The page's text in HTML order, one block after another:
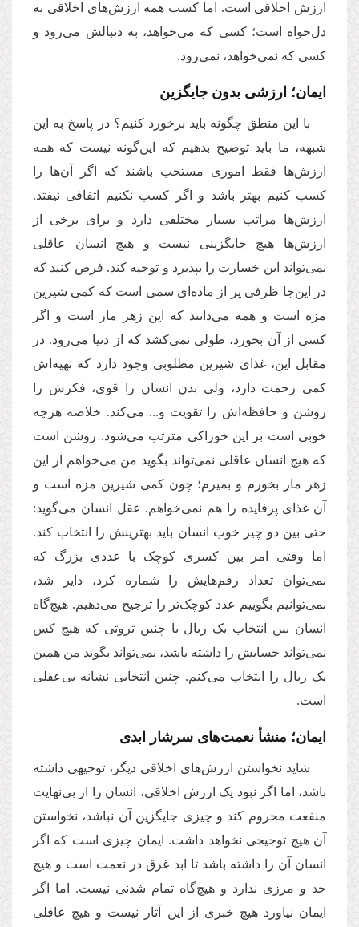
ارزش اخلاقی است. اما کسب همه ارزش‌های اخلاقی به
دل‌خواه است؛ کسی که می‌خواهد، به دنبالش می‌رود و
کسی که نمی‌خواهد، نمی‌رود.
ایمان؛ ارزشی بدون جایگزین
با این منطق چگونه باید برخورد کنیم؟ در پاسخ به این
شبهه، ما باید توضیح بدهیم که این‌گونه نیست که همه
ارزش‌ها فقط اموری مستحب باشند که اگر آن‌ها را
کسب کنیم بهتر باشد و اگر کسب نکنیم اتفاقی نیفتد.
ارزش‌ها مراتب بسیار مختلفی دارد و برای برخی از
ارزش‌ها هیچ جایگزینی نیست و هیچ انسان عاقلی
نمی‌تواند این خسارت را بپذیرد و توجیه کند. فرض کنید که
در این‌جا ظرفی پر از ماده‌ای سمی است که کمی شیرین
مزه است و همه می‌دانند که این زهر مار است و اگر
کسی از آن بخورد، طولی نمی‌کشد که از دنیا می‌رود. در
مقابل این، غذای شیرین مطلوبی وجود دارد که تهیه‌اش
کمی زحمت دارد، ولی بدن انسان را قوی، فکرش را
روشن و حافظه‌اش را تقویت و... می‌کند. خلاصه هرچه
خوبی است بر این خوراکی مترتب می‌شود. روشن است
که هیچ انسان عاقلی نمی‌‌تواند بگوید من می‌خواهم از این
زهر مار بخورم و بمیرم؛ چون کمی شیرین مزه است و
آن غذای پرفایده را هم نمی‌خواهم. عقل انسان می‌گوید:
حتی بین دو چیز خوب انسان باید بهترینش را انتخاب کند.
اما وقتی امر بین کسری کوچک با عددی بزرگ که
نمی‌‌توان تعداد رقم‌هایش را شماره کرد، دایر شد،
نمی‌توانیم بگوییم عدد کوچک‌تر را ترجیح می‌دهیم. هیچ‌گاه
انسان بین انتخاب یک ریال با چنین ثروتی که هیچ کس
نمی‌تواند حسابش را داشته باشد، نمی‌تواند بگوید من همین
یک ریال را انتخاب می‌کنم. چنین انتخابی نشانه بی‌عقلی
است.
ایمان؛ منشأ نعمت‌های سرشار ابدی
شاید نخواستن ارزش‌های اخلاقی دیگر، توجیهی داشته
باشد، اما اگر نبود یک ارزش اخلاقی، انسان را از بی‌نهایت
منفعت محروم کند و چیزی جایگزین آن نباشد، نخواستن
آن هیچ توجیحی نخواهد داشت. ایمان چیزی است که اگر
انسان آن را داشته باشد تا ابد غرق در نعمت است و هیچ
حد و مرزی ندارد و هیچ‌گاه تمام شدنی نیست. اما اگر
ایمان نیاورد هیچ خبری از این‌ آثار نیست و هیچ عاقلی